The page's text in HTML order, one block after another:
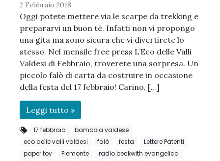
2 Febbraio 2018
Oggi potete mettere via le scarpe da trekking e
prepararvi un buon tè. Infatti non vi propongo
una gita ma sono sicura che vi divertirete lo
stesso. Nel mensile free press L’Eco delle Valli
Valdesi di Febbraio, troverete una sorpresa. Un
piccolo falò di carta da costruire in occasione
della festa del 17 febbraio! Carino, […]
Leggi tutto »
17 febbraio
bambola valdese
eco delle valli valdesi
falò festa
Lettere Patenti
paper toy
Piemonte
radio beckwith evangelica